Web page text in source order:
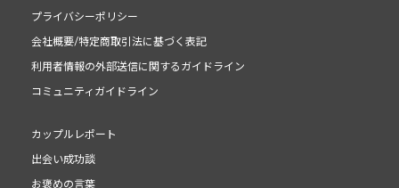
プライバシーポリシー
会社概要/特定商取引法に基づく表記
利用者情報の外部送信に関するガイドライン
コミュニティガイドライン
カップルレポート
出会い成功談
お褒めの言葉